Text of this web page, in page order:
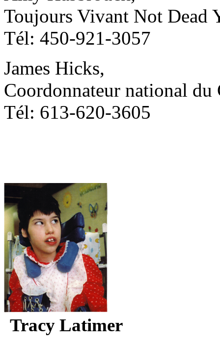
Toujours Vivant Not Dead
Tél: 450-921-3057
James Hicks,
Coordonnateur national du
Tél: 613-620-3605
Tracy Latimer